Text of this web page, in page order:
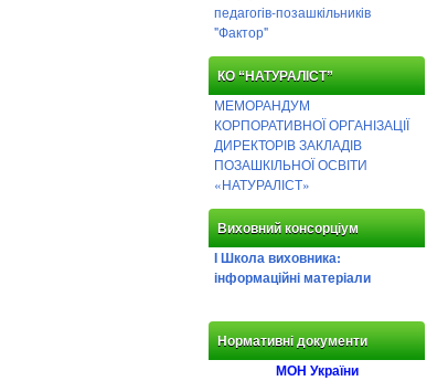
педагогів-позашкільників
"Фактор"
КО “НАТУРАЛІСТ”
МЕМОРАНДУМ
КОРПОРАТИВНОЇ ОРГАНІЗАЦІЇ
ДИРЕКТОРІВ ЗАКЛАДІВ
ПОЗАШКІЛЬНОЇ ОСВІТИ
«НАТУРАЛІСТ»
Виховний консорціум
І Школа виховника:
інформаційні матеріали
Нормативні документи
МОН України